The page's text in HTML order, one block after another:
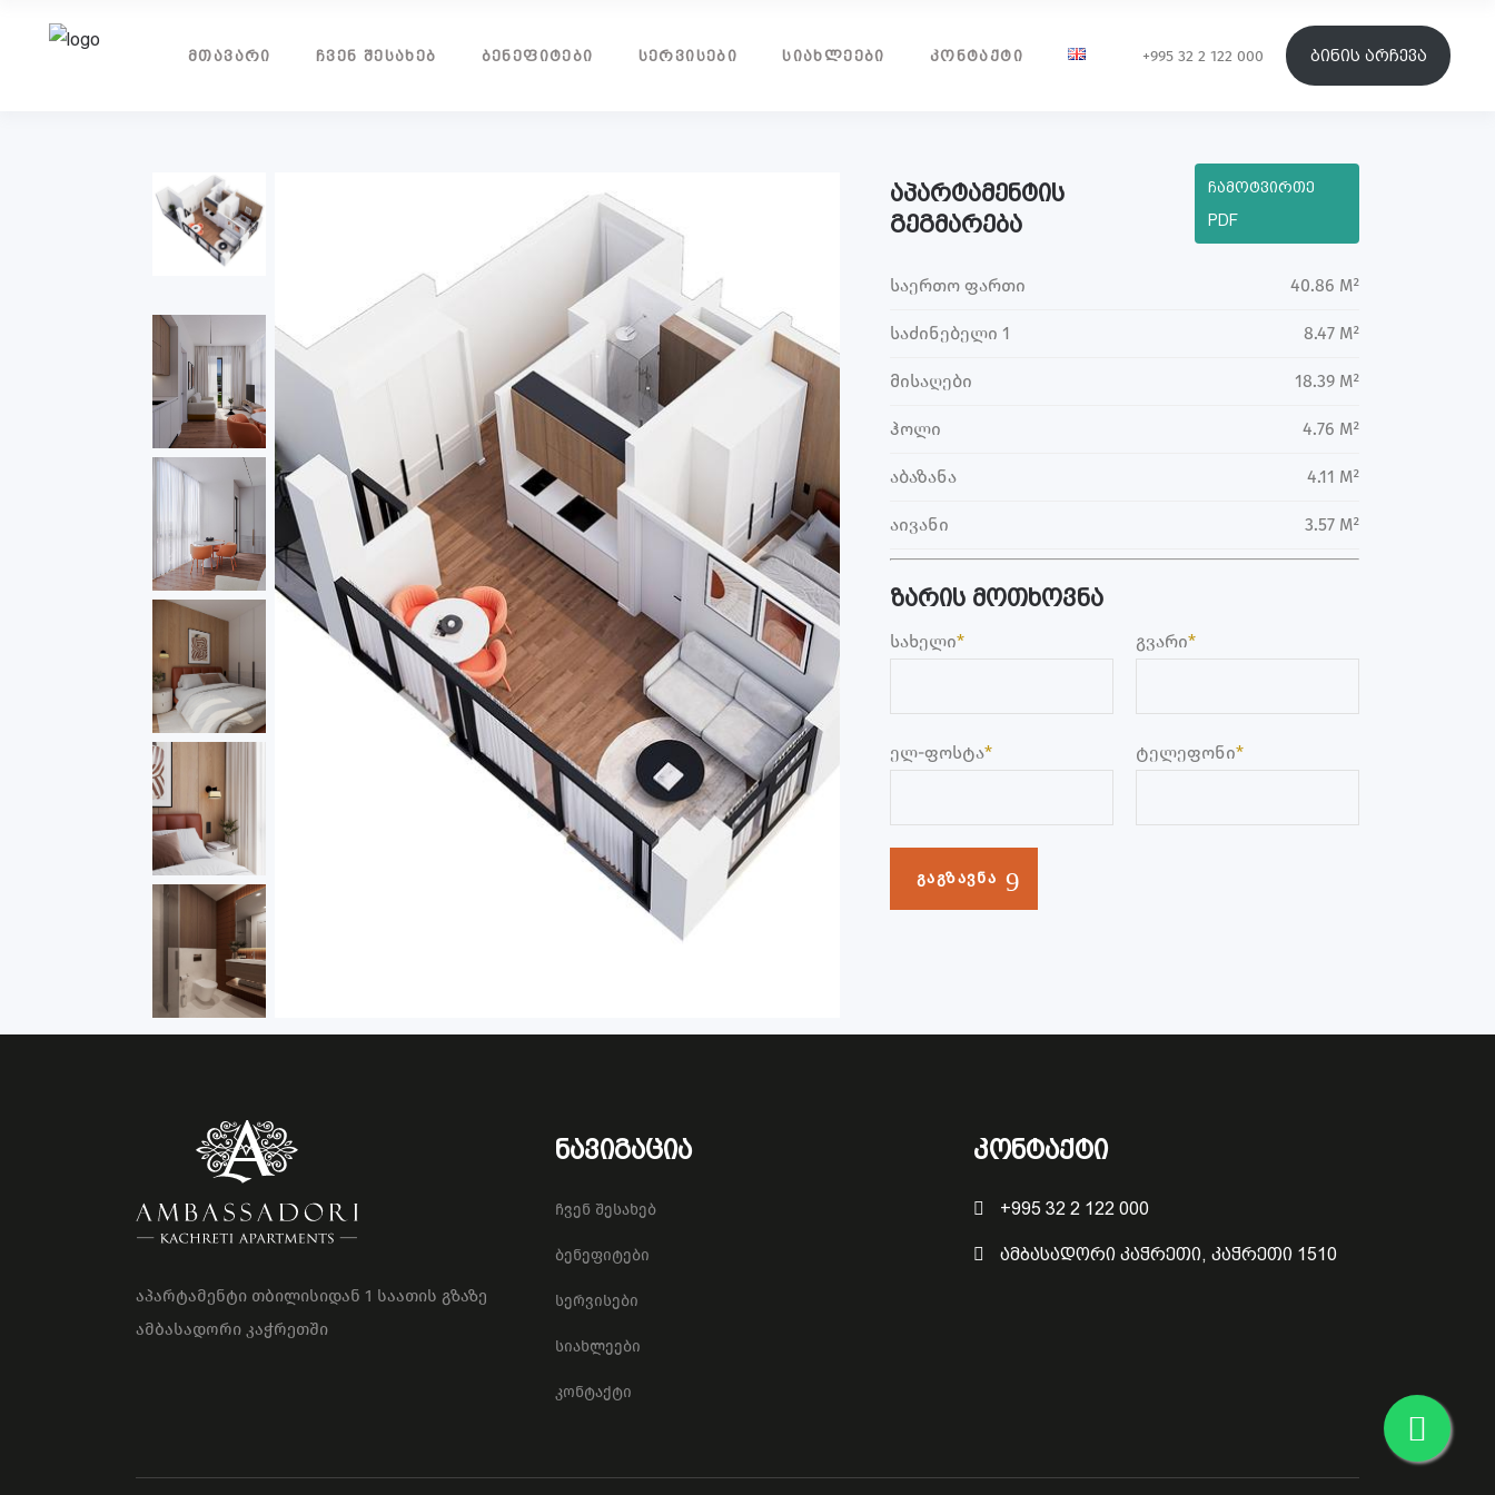
ᲛᲗᲐᲕᲐᲠᲘ ᲩᲕᲔᲜ ᲨᲔᲡᲐᲮᲔᲑ ᲑᲔᲜᲔᲤᲘᲢᲔᲑᲘ ᲡᲔᲠᲕᲘᲡᲔᲑᲘ ᲡᲘᲐᲮᲚᲔᲔᲑᲘ ᲙᲝᲜᲢᲐᲥᲢᲘ +995 32 2 122 000 ბინის არჩევა
აპარტამენტის
გეგმარება
ჩამოტვირთე
PDF
საერთო ფართი 40.86 M²
საძინებელი 1 8.47 M²
მისაღები 18.39 M²
ჰოლი 4.76 M²
აბაზანა 4.11 M²
აივანი 3.57 M²
ზარის მოთხოვნა
სახელი* გვარი*
ელ-ფოსტა* ტელეფონი*
აპარტამენტი თბილისიდან 1 საათის გზაზე
ამბასადორი კაჭრეთში
ნავიგაცია
ჩვენ შესახებ
ბენეფიტები
სერვისები
სიახლეები
კონტაქტი
კონტაქტი
+995 32 2 122 000
ამბასადორი კაჭრეთი, კაჭრეთი 1510